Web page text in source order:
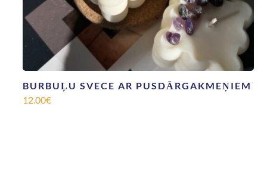
BURBUĻU SVECE AR PUSDĀRGAKMEŅIEM
12.00€